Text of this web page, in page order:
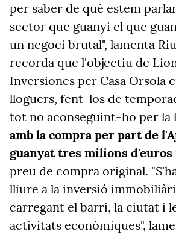
per saber de què estem
sector que guanyi el que
un negoci brutal", lamenta
recorda que l'objectiu de
Inversiones per Casa Orsola
lloguers, fent-los de
tot no aconseguint-ho per la
amb la compra per part de
guanyat tres milions d'euros
preu de compra original.
lliure a la inversió
carregant el barri, la ciutat i
activitats econòmiques",